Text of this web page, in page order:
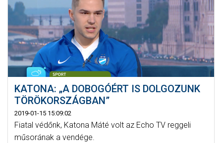
KATONA: „A DOBOGÓÉRT IS DOLGOZUNK
TÖRÖKORSZÁGBAN”
2019-01-15 15:09:02
Fiatal védőnk, Katona Máté volt az Echo TV reggeli
műsorának a vendége.